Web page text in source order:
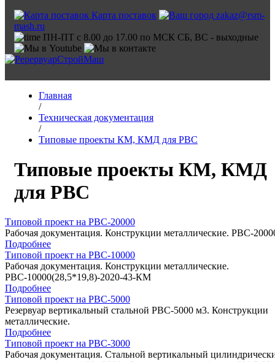
Карта поставок
zakaz@rsm-
mash.ru
ПН-ПТ с 8.00 до 17.00 по МСК СБ, ВС - выходные
Главная
/
Техническая документация
/
Типовые проекты КМ, КМД для РВС
Типовые проекты КМ, КМД
для РВС
Типовой проект на РВС-20000
Рабочая документация. Конструкции металлические. РВС-
Подробнее
Типовой проект на РВС-10000
Рабочая документация. Конструкции металлические.
РВС-10000(28,5*19,8)-2020-43-КМ
Подробнее
Типовой проект на РВС-5000
Резервуар вертикальный стальной РВС-5000 м3. Конструкции
металлические.
Подробнее
Типовой проект на РВС-3000
Рабочая документация. Стальной вертикальный